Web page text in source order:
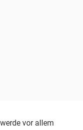
vor allem